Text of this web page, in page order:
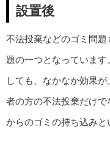
設置後
不法投棄などのゴミ問
題の一つとなっていま
しても、なかなか効果
者の方の不法投棄だけ
からのゴミの持ち込みと